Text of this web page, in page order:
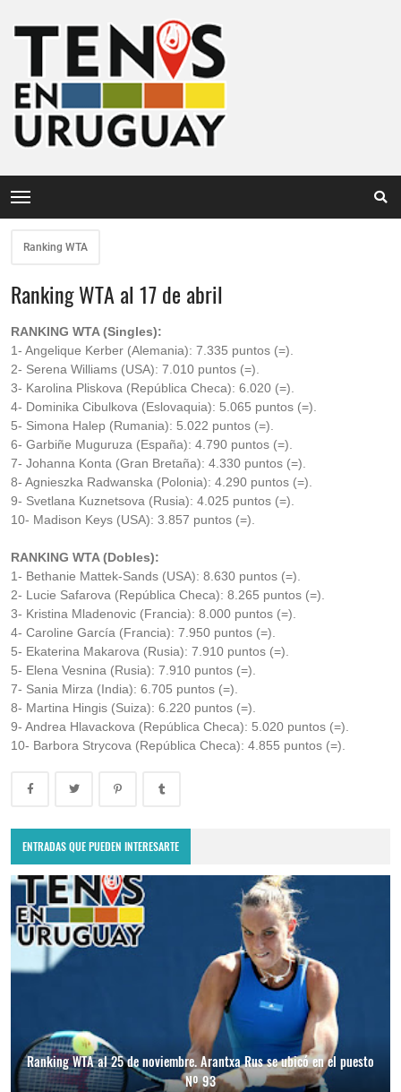
Ranking WTA
Ranking WTA al 17 de abril
RANKING WTA (Singles):
1- Angelique Kerber (Alemania): 7.335 puntos (=).
2- Serena Williams (USA): 7.010 puntos (=).
3- Karolina Pliskova (República Checa): 6.020 (=).
4- Dominika Cibulkova (Eslovaquia): 5.065 puntos (=).
5- Simona Halep (Rumania): 5.022 puntos (=).
6- Garbiñe Muguruza (España): 4.790 puntos (=).
7- Johanna Konta (Gran Bretaña): 4.330 puntos (=).
8- Agnieszka Radwanska (Polonia): 4.290 puntos (=).
9- Svetlana Kuznetsova (Rusia): 4.025 puntos (=).
10- Madison Keys (USA): 3.857 puntos (=).
RANKING WTA (Dobles):
1- Bethanie Mattek-Sands (USA): 8.630 puntos (=).
2- Lucie Safarova (República Checa): 8.265 puntos (=).
3- Kristina Mladenovic (Francia): 8.000 puntos (=).
4- Caroline García (Francia): 7.950 puntos (=).
5- Ekaterina Makarova (Rusia): 7.910 puntos (=).
5- Elena Vesnina (Rusia): 7.910 puntos (=).
7- Sania Mirza (India): 6.705 puntos (=).
8- Martina Hingis (Suiza): 6.220 puntos (=).
9- Andrea Hlavackova (República Checa): 5.020 puntos (=).
10- Barbora Strycova (República Checa): 4.855 puntos (=).
ENTRADAS QUE PUEDEN INTERESARTE
Ranking WTA al 25 de noviembre. Arantxa Rus se ubicó en el puesto
Nº 93